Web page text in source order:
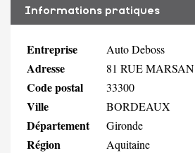
Informations pratiques
Entreprise Auto Deboss
Adresse 81 RUE MARSAN
Code postal 33300
Ville BORDEAUX
Département Gironde
Région Aquitaine